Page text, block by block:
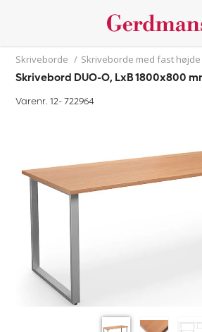
Skriveborde / Skriveborde med fast højde
Skrivebord DUO-O, LxB 1800x800
Varenr. 12-722964